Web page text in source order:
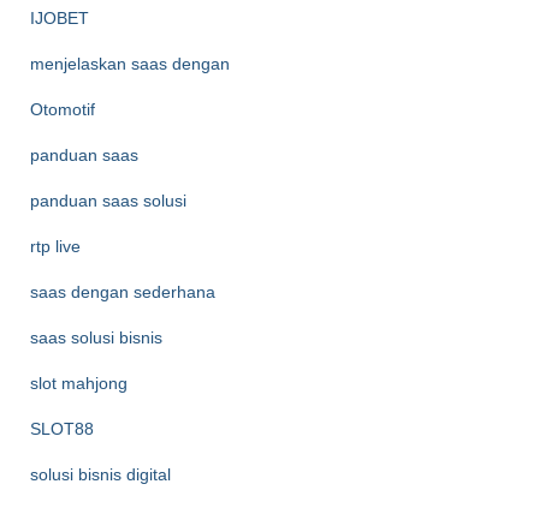
IJOBET
menjelaskan saas dengan
Otomotif
panduan saas
panduan saas solusi
rtp live
saas dengan sederhana
saas solusi bisnis
slot mahjong
SLOT88
solusi bisnis digital